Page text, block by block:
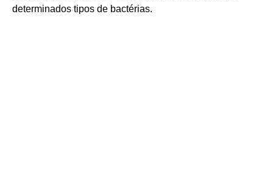
determinados tipos de bactérias.